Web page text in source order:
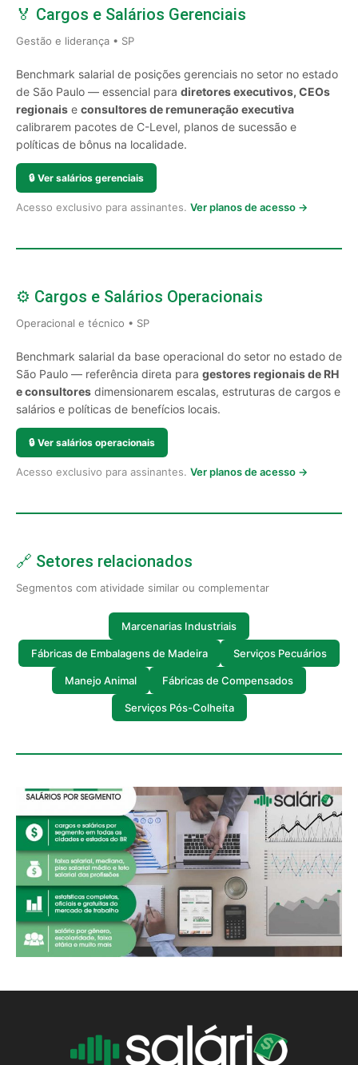
🏅 Cargos e Salários Gerenciais
Gestão e liderança • SP
Benchmark salarial de posições gerenciais no setor no estado
de São Paulo — essencial para diretores executivos, CEOs
regionais e consultores de remuneração executiva
calibrarem pacotes de C-Level, planos de sucessão e
políticas de bônus na localidade.
🔒 Ver salários gerenciais
Acesso exclusivo para assinantes. Ver planos de acesso →
⚙️ Cargos e Salários Operacionais
Operacional e técnico • SP
Benchmark salarial da base operacional do setor no estado de
São Paulo — referência direta para gestores regionais de RH
e consultores dimensionarem escalas, estruturas de cargos e
salários e políticas de benefícios locais.
🔒 Ver salários operacionais
Acesso exclusivo para assinantes. Ver planos de acesso →
🔗 Setores relacionados
Segmentos com atividade similar ou complementar
Marcenarias Industriais
Fábricas de Embalagens de Madeira Serviços Pecuários
Manejo Animal Fábricas de Compensados
Serviços Pós-Colheita